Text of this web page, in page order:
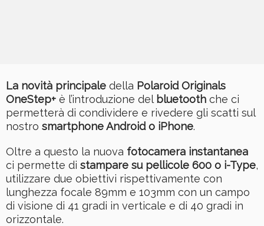
La novità principale della Polaroid Originals
OneStep+ è l’introduzione del bluetooth che ci
permetterà di condividere e rivedere gli scatti sul
nostro smartphone Android o iPhone.
Oltre a questo la nuova fotocamera instantanea
ci permette di stampare su pellicole 600 o i-Type,
utilizzare due obiettivi rispettivamente con
lunghezza focale 89mm e 103mm con un campo
di visione di 41 gradi in verticale e di 40 gradi in
orizzontale.